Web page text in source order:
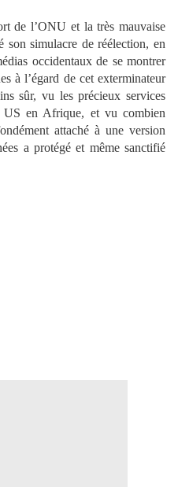
de l’ONU et la très mauvaise
son simulacre de réélection, en
occidentaux de se montrer
à l’égard de cet exterminateur
sûr, vu les précieux services
US en Afrique, et vu combien
attaché à une version
a protégé et même sanctifié